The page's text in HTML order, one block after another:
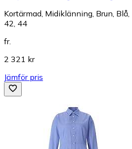
Kortärmad, Midiklänning, Brun, Blå,
42, 44
fr.
2 321 kr
Jämför pris